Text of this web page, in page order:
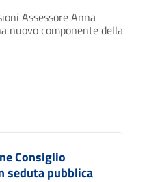
Assessore Anna
nuovo componente della
Consiglio
seduta pubblica